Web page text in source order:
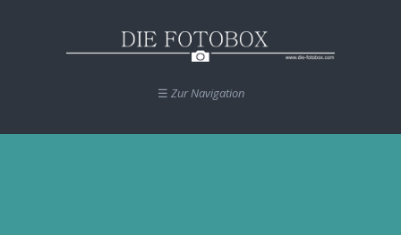
☰ Zur Navigation
Schlagwort:
Hochzeit